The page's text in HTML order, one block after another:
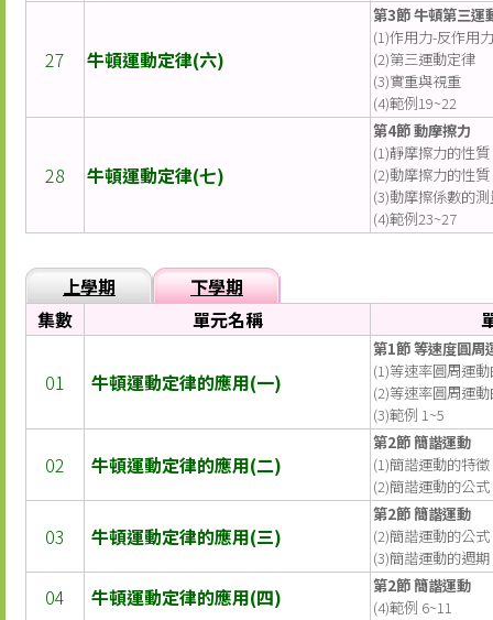
27 牛頓運動定律(六)
第3節 牛頓第三運
(1)作用力-反作用力
(2)第三運動定律
(3)實重與視重
(4)範例19~22
28 牛頓運動定律(七)
第4節 動摩擦力
(1)靜摩擦力的性質
(2)動摩擦力的性質
(3)動摩擦係數的
(4)範例23~27
上學期
下學期
集數
單元名稱
01 牛頓運動定律的應用(一)
第1節 等速度圓周
(1)等速率圓周運
(2)等速率圓周運
(3)範例 1~5
02 牛頓運動定律的應用(二)
第2節 簡諧運動
(1)簡諧運動的特徵
(2)簡諧運動的公式
03 牛頓運動定律的應用(三)
第2節 簡諧運動
(2)簡諧運動的公式
(3)簡諧運動的週期
04 牛頓運動定律的應用(四)
第2節 簡諧運動
(4)範例 6~11